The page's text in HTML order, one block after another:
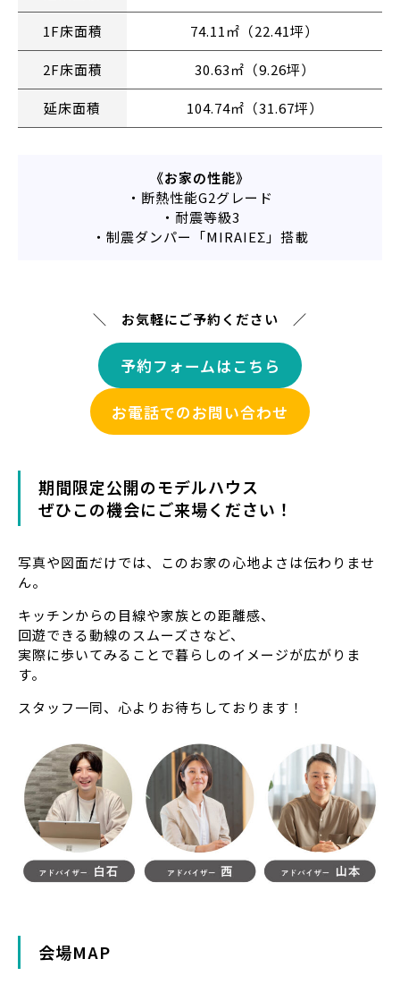
1F床面積 74.11㎡（22.41坪）
2F床面積 30.63㎡（9.26坪）
延床面積 104.74㎡（31.67坪）
《お家の性能》
・断熱性能G2グレード
・耐震等級3
・制震ダンパー「MIRAIEΣ」搭載
＼ お気軽にご予約ください ／
予約フォームはこちら
お電話でのお問い合わせ
期間限定公開のモデルハウス
ぜひこの機会にご来場ください ！
写真や図面だけでは、このお家の心地よさは伝わりませ
ん。
キッチンからの目線や家族との距離感、
回遊できる動線のスムーズさなど、
実際に歩いてみることで暮らしのイメージが広がりま
す。
スタッフ一同、心よりお待ちしております！
会場MAP